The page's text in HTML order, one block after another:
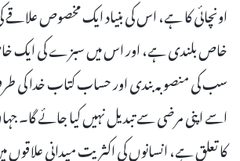
اونچائی کا ہے، اس کی بنیاد ایک مخصوص
خاص بلندی ہے، اور اس میں سبزے کی
سب کی منصوبہ بندی اور حساب کتاب خدا کی
اسے اپنی مرضی سے تبدیل نہیں کیا جائے گا۔
کا تعلق ہے، انسانوں کی اکثریت میدانی